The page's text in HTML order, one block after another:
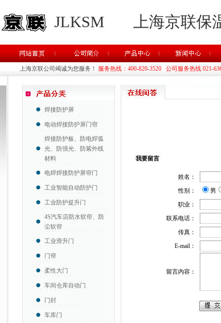
JLKSM 上海京联
上海京联公司竭诚为您服务！ 服务热线：400-820-3520 公司服务热线 021-
焊接防护屏
电动焊接防护屏门帘
焊接防护板、防电焊弧
光、防强光、防紫外线
材料
电焊焊接防护屏帘门
工业智能自动防护门
工业防护提升门
4S汽车店防水软帘、防
尘软帘
工业滑升门
门帘
柔性大门
车间仓库自动门
门封
车库门
我要留言
姓名：
性别：
男
职业：
联系电话：
传真：
E-mail：
留言内容：